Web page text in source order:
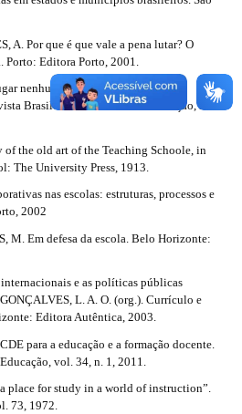
A. Por que é que vale a pena lutar? O
Porto: Editora Porto, 2001.
nenhum: sobre os primórdios da
Brasileira de História da Educação, n.
of the old art of the Teaching Schoole, in
The University Press, 1913.
nas escolas: estruturas, processos e
2002
M. Em defesa da escola. Belo Horizonte:
e as políticas públicas
L. A. O. (org.). Currículo e
Editora Autêntica, 2003.
para a educação e a formação docente.
vol. 34, n. 1, 2011.
place for study in a world of instruction”.
73, 1972.